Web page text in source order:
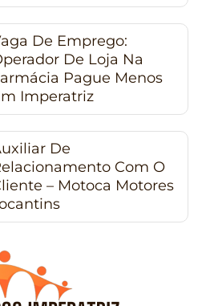
De Emprego:
De Loja Na
Pague Menos
Imperatriz
De
Com O
– Motoca Motores